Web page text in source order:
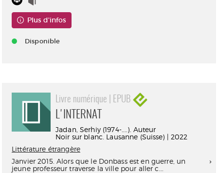
Plus d'infos
Disponible
Livre numérique | EPUB
L'INTERNAT
Jadan, Serhiy (1974-....). Auteur
Noir sur blanc. Lausanne (Suisse) | 2022
Littérature étrangère
Janvier 2015. Alors que le Donbass est en guerre, un
jeune professeur traverse la ville pour aller c...